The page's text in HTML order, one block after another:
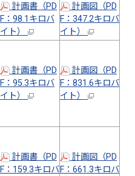
計画書（PD
F：98.1キロバ
イト）
計画図（PD
F：347.2キロバ
イト）
計画書（PD
F：95.3キロバ
イト）
計画図（PD
F：831.6キロバ
イト）
計画書（PD
F：159.3キロバ
計画図（PD
F：661.3キロバ